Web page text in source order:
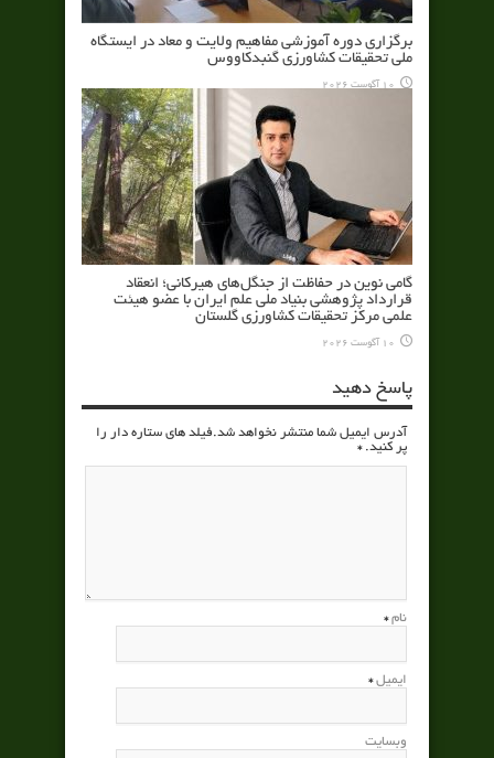
برگزاری دوره آموزشی مفاهیم ولایت و معاد در ایستگاه
ملی تحقیقات کشاورزی گنبدکاووس
10 آگوست 2026
گامی نوین در حفاظت از جنگل‌های هیرکانی؛ انعقاد
قرارداد پژوهشی بنیاد ملی علم ایران با عضو هیئت
علمی مرکز تحقیقات کشاورزی گلستان
10 آگوست 2026
پاسخ دهید
آدرس ایمیل شما منتشر نخواهد شد.فیلد های ستاره دار را
پر کنید.*
نام *
ایمیل *
وبسایت